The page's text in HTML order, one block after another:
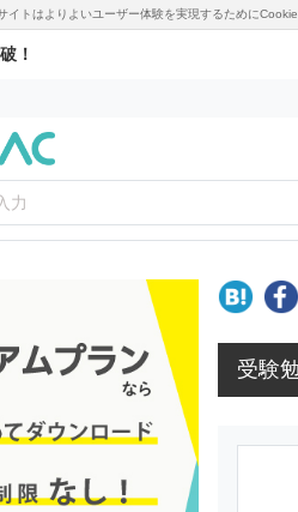
イトはよりよいユーザー体験を実現するために
！
受験